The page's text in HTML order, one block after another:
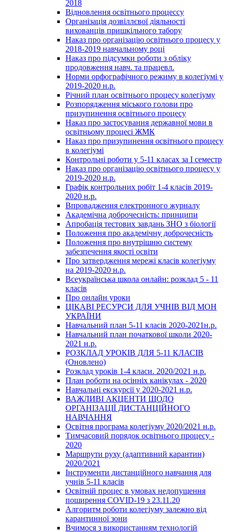
2018
Відновлення освітнього процессу
Організація дозвіллєвої діяльності
вихованців пришкільного табору
Наказ про організацію освітнього процесу у
2018-2019 навчальному році
Наказ про підсумки роботи з обліку
продовження навч. та працевл.
Норми орфографічного режиму в колегіумі у
2019-2020 н.р.
Річний план освітнього процесу колегіуму
Розпорядження міського голови про
призупинення освітнього процесу
Наказ про застосування державної мови в
освітньому процесі ЖМК
Наказ про призупинення освітнього процесу
в колегіумі
Контрольні роботи у 5-11 класах за І семестр
Наказ про організацію освітнього процесу у
2019-2020 н.р.
Графік контрольних робіт 1-4 класів 2019-
2020 н.р.
Впровадження електронного журналу
Академічна доброчесність: принципи
Апробація тестових завдань ЗНО з біології
Положення про академічну доброчесність
Положення про внутрішню систему
забезпечення якості освіти
Про затвердження мережі класів колегіуму
на 2019-2020 н.р.
Всеукраїнська школа онлайн: розклад 5 - 11
класів
Про онлайн уроки
ЦІКАВІ РЕСУРСИ ДЛЯ УЧНІВ ВІД МОН
УКРАЇНИ
Навчальний план 5-11 класів 2020-2021н.р.
Навчальний план початкової школи 2020-
2021 н.р.
РОЗКЛАД УРОКІВ ДЛЯ 5-11 КЛАСІВ
(Оновлено)
Розклад уроків 1-4 класи. 2020/2021 н.р.
План роботи на осінніх канікулах - 2020
Навчальні екскурсії у 2020-2021 н.р.
ВАЖЛИВІ АКЦЕНТИ ЩОДО
ОРГАНІЗАЦІЇ ДИСТАНЦІЙНОГО
НАВЧАННЯ
Освітня програма колегіуму 2020/2021 н.р.
Тимчасовий порядок освітнього процесу -
2020
Маршрути руху (адаптивний карантин)
2020/2021
Інструменти дистанційного навчання для
учнів 5-11 класів
Освітній процес в умовах недопущення
поширення COVID-19 з 23.11.20
Алгоритм роботи колегіуму залежно від
карантинної зони
Вчимося з використанням технологій